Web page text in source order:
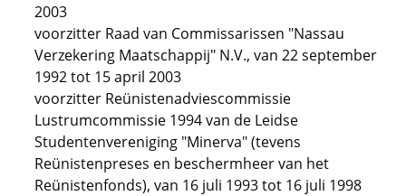
2003
voorzitter Raad van Commissarissen "Nassau
Verzekering Maatschappij" N.V., van 22 september
1992 tot 15 april 2003
voorzitter Reünistenadviescommissie
Lustrumcommissie 1994 van de Leidse
Studentenvereniging "Minerva" (tevens
Reünistenpreses en beschermheer van het
Reünistenfonds), van 16 juli 1993 tot 16 juli 1998